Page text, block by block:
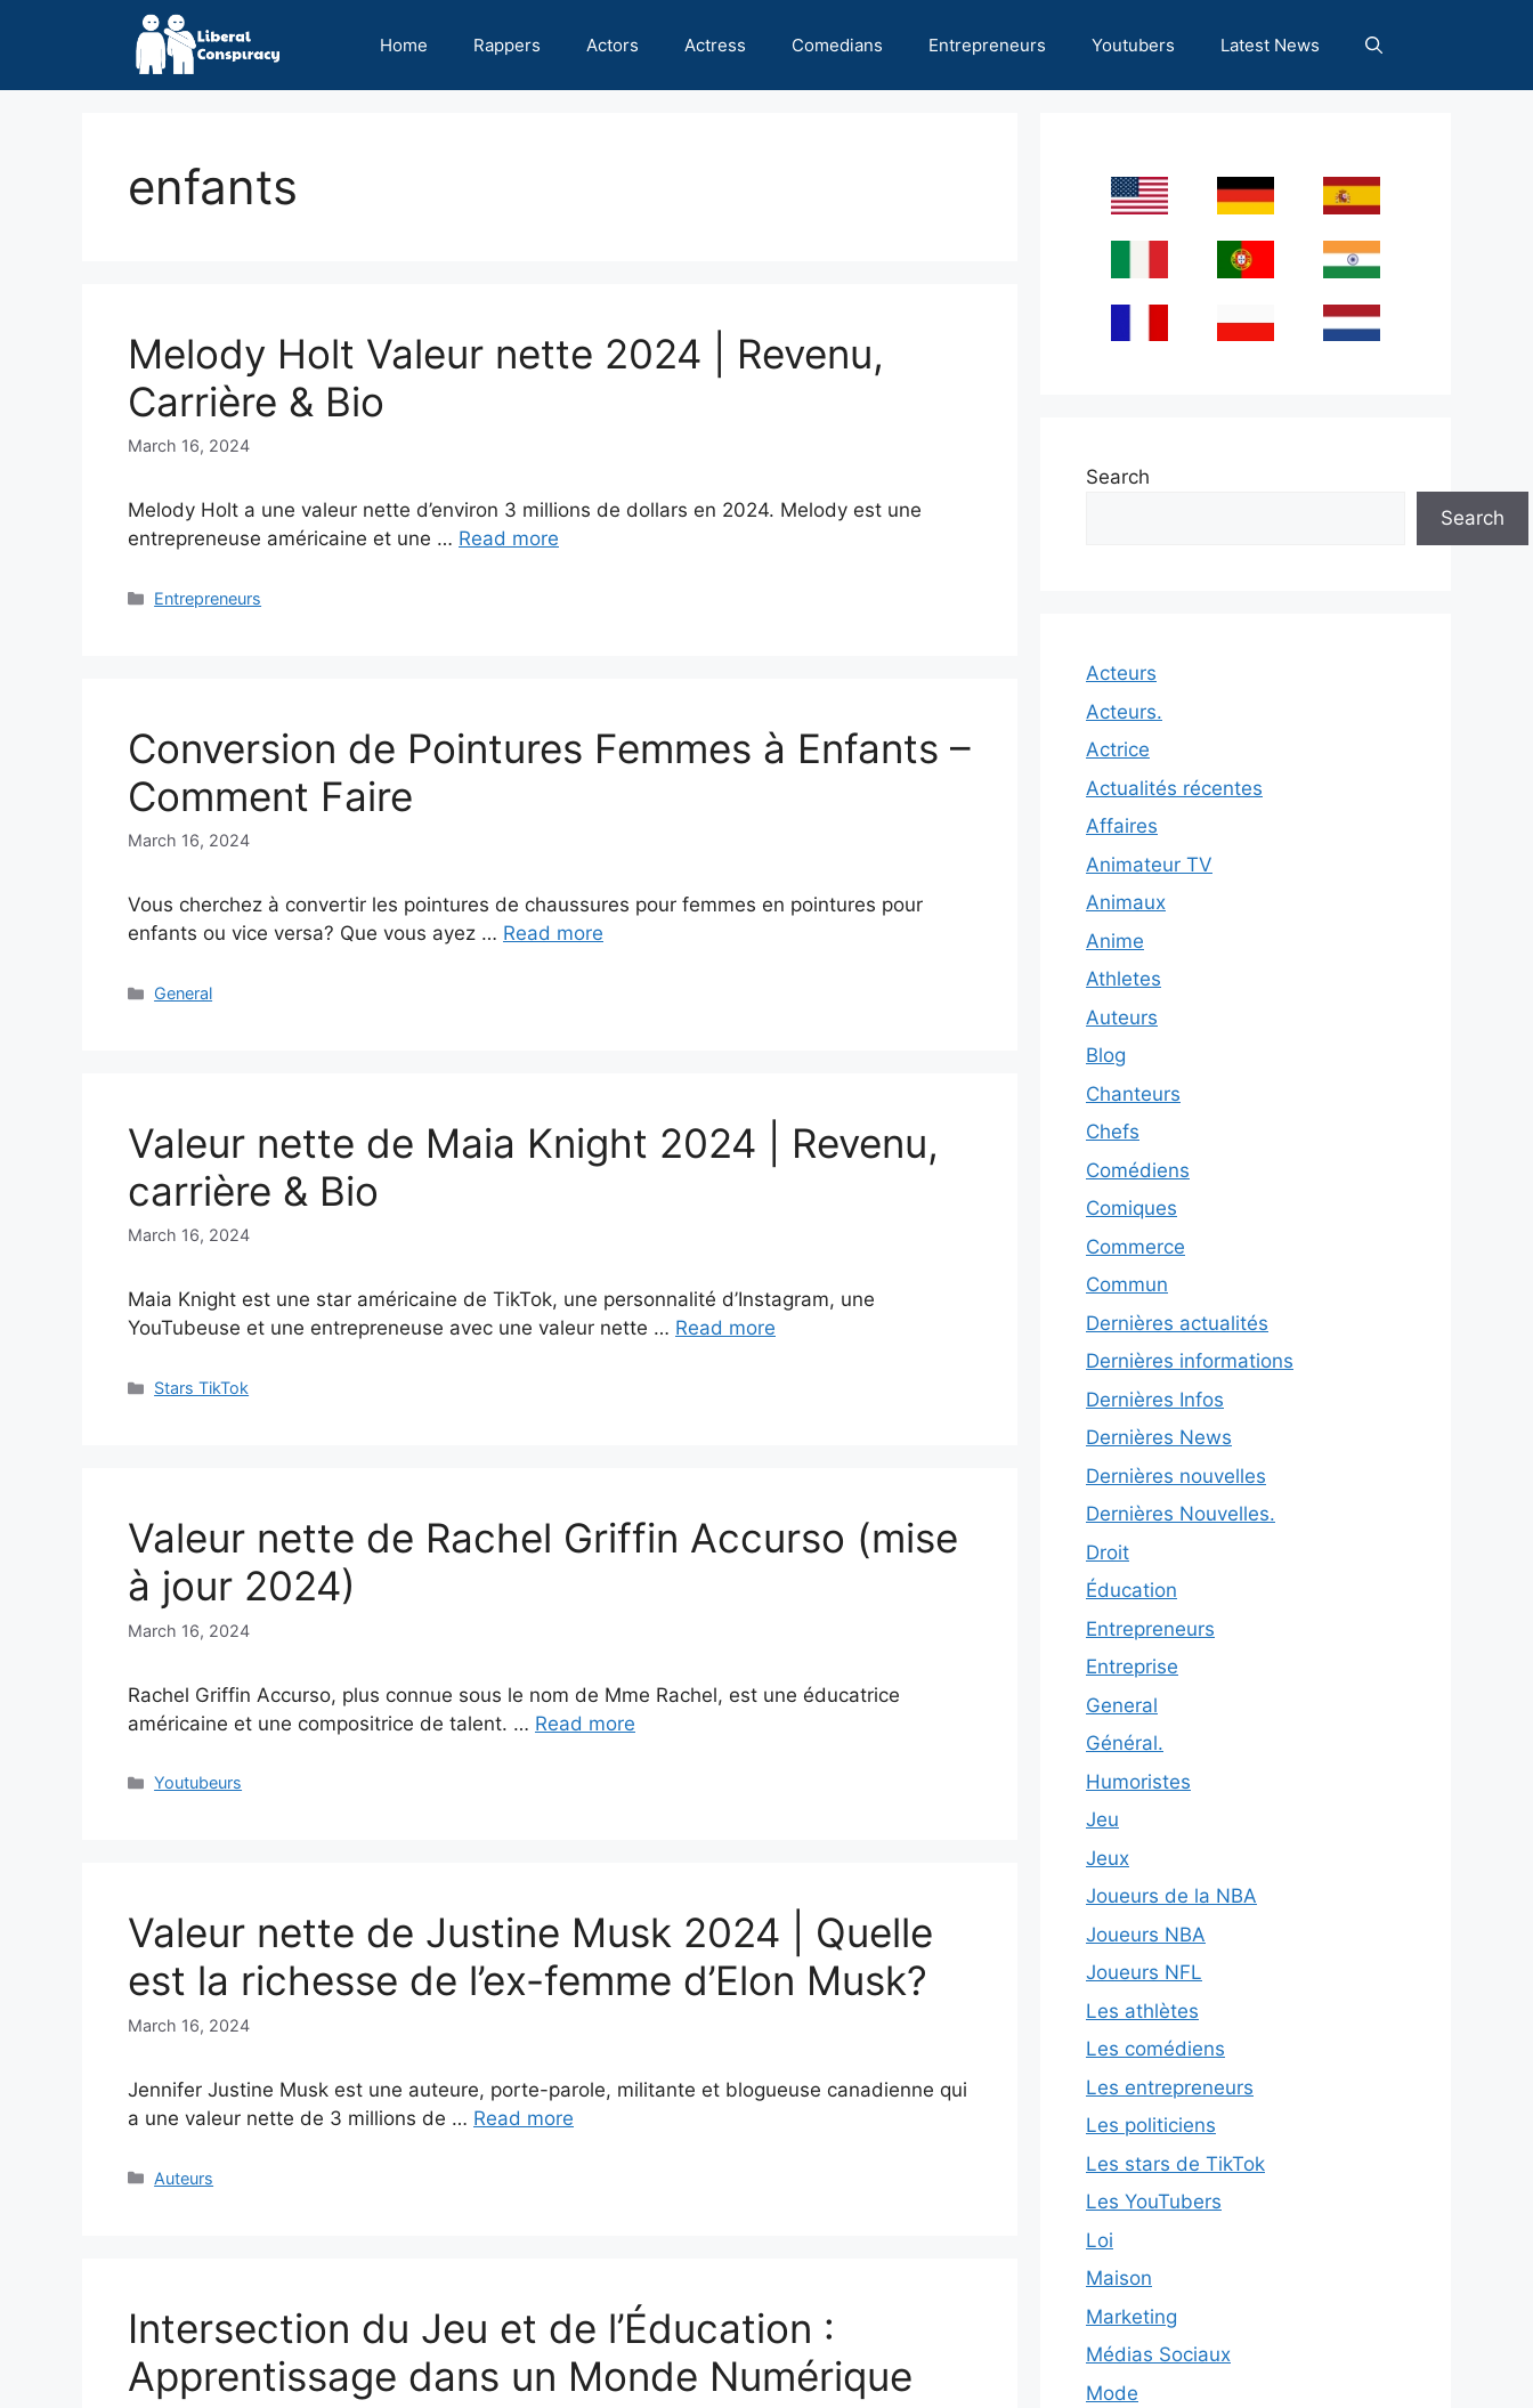
Home Rappers Actors Actress Comedians Entrepreneurs Youtubers Latest News
enfants
Melody Holt Valeur nette 2024 | Revenu,
Carrière & Bio
March 16, 2024
Melody Holt a une valeur nette d’environ 3 millions de dollars en 2024. Melody est une
entrepreneuse américaine et une … Read more
Categories
Entrepreneurs
Conversion de Pointures Femmes à Enfants –
Comment Faire
March 16, 2024
Vous cherchez à convertir les pointures de chaussures pour femmes en pointures pour
enfants ou vice versa? Que vous ayez … Read more
Categories
General
Valeur nette de Maia Knight 2024 | Revenu,
carrière & Bio
March 16, 2024
Maia Knight est une star américaine de TikTok, une personnalité d’Instagram, une
YouTubeuse et une entrepreneuse avec une valeur nette … Read more
Categories
Stars TikTok
Valeur nette de Rachel Griffin Accurso (mise
à jour 2024)
March 16, 2024
Rachel Griffin Accurso, plus connue sous le nom de Mme Rachel, est une éducatrice
américaine et une compositrice de talent. … Read more
Categories
Youtubeurs
Valeur nette de Justine Musk 2024 | Quelle
est la richesse de l’ex-femme d’Elon Musk?
March 16, 2024
Jennifer Justine Musk est une auteure, porte-parole, militante et blogueuse canadienne qui
a une valeur nette de 3 millions de … Read more
Categories
Auteurs
Intersection du Jeu et de l’Éducation :
Apprentissage dans un Monde Numérique
Search
Search
Acteurs
Acteurs.
Actrice
Actualités récentes
Affaires
Animateur TV
Animaux
Anime
Athletes
Auteurs
Blog
Chanteurs
Chefs
Comédiens
Comiques
Commerce
Commun
Dernières actualités
Dernières informations
Dernières Infos
Dernières News
Dernières nouvelles
Dernières Nouvelles.
Droit
Éducation
Entrepreneurs
Entreprise
General
Général.
Humoristes
Jeu
Jeux
Joueurs de la NBA
Joueurs NBA
Joueurs NFL
Les athlètes
Les comédiens
Les entrepreneurs
Les politiciens
Les stars de TikTok
Les YouTubers
Loi
Maison
Marketing
Médias Sociaux
Mode